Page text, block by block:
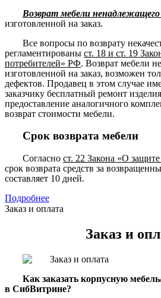
Возврат мебели ненадлежащего
изготовленной на заказ.
Все вопросы по возврату
регламентированы ст. 18 и ст. 19
потребителей» РФ. Возврат мебели
изготовленной на заказ, возможен
дефектов. Продавец в этом случае
заказчику бесплатный ремонт
предоставление аналогичного
возврат стоимости мебели.
Срок возврата мебели
Согласно ст. 22 Закона «О
срок возврата средств за
составляет 10 дней.
Подробнее
Заказ и оплата
Заказ и
Как заказать корпусную
в СибВитрине?